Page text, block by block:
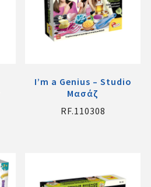
I’m a Genius – Studio
Μασάζ
RF.110308